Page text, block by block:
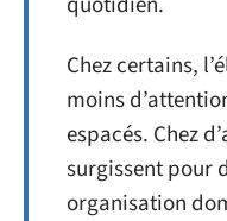
Chez certains,
moins
espacés. Chez
surgissent pour
organisation